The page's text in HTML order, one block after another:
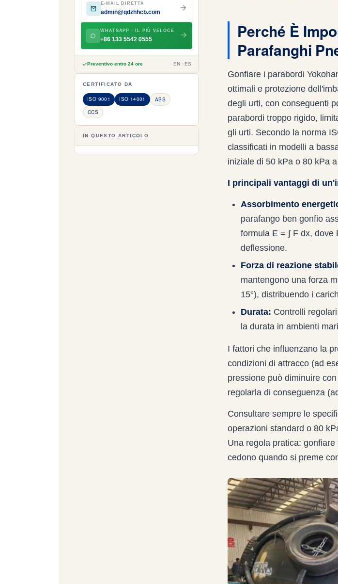
E-MAIL DIRETTA
admin@qdzhhcb.com
WHATSAPP · IL PIÙ VELOCE
+86 133 5542 0555
Preventivo entro 24 ore EN · ES
CERTIFICATO DA
ISO 9001 ISO 14001
ABS
CCS
IN QUESTO ARTICOLO
Perché È
Parafanghi
Gonfiare i parabordi
ottimali e protezione
degli urti, con conseguenti
parabordi troppo rigido,
gli urti. Secondo la norma
classificati in modelli a
iniziale di 50 kPa o 80 kPa a
I principali vantaggi di
Assorbimento
parafango ben gonfio
formula E = ∫ F dx,
deflessione.
Forza di reazione
mantengono una forza
15°), distribuendo i
Durata: Controlli
la durata in ambienti
I fattori che influenzano la
condizioni di attracco (ad
pressione può diminuire
regolarla di conseguenza
Consultare sempre le
operazioni standard o 80
Una regola pratica:
cedono quando si preme